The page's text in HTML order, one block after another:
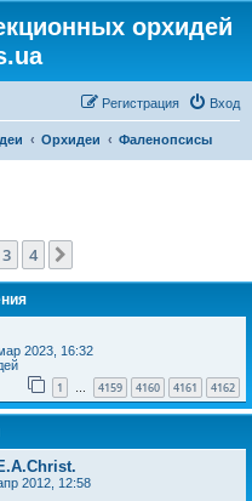
орхидей
Вход
Регистрация
Орхидеи Фаленопсисы
3 4
2023, 16:32
1 … 4159 4160 4161 4162
2012, 12:58